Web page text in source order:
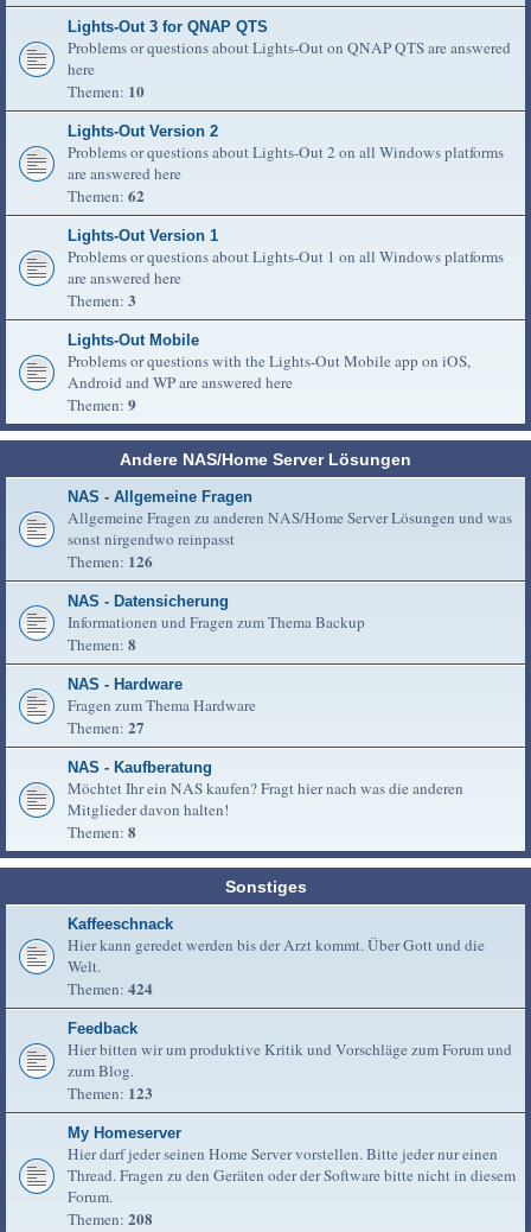
Lights-Out 3 for QNAP QTS
Problems or questions about Lights-Out on QNAP QTS are answered
here
Themen: 10
Lights-Out Version 2
Problems or questions about Lights-Out 2 on all Windows platforms
are answered here
Themen: 62
Lights-Out Version 1
Problems or questions about Lights-Out 1 on all Windows platforms
are answered here
Themen: 3
Lights-Out Mobile
Problems or questions with the Lights-Out Mobile app on iOS,
Android and WP are answered here
Themen: 9
Andere NAS/Home Server Lösungen
NAS - Allgemeine Fragen
Allgemeine Fragen zu anderen NAS/Home Server Lösungen und was
sonst nirgendwo reinpasst
Themen: 126
NAS - Datensicherung
Informationen und Fragen zum Thema Backup
Themen: 8
NAS - Hardware
Fragen zum Thema Hardware
Themen: 27
NAS - Kaufberatung
Möchtet Ihr ein NAS kaufen? Fragt hier nach was die anderen
Mitglieder davon halten!
Themen: 8
Sonstiges
Kaffeeschnack
Hier kann geredet werden bis der Arzt kommt. Über Gott und die
Welt.
Themen: 424
Feedback
Hier bitten wir um produktive Kritik und Vorschläge zum Forum und
zum Blog.
Themen: 123
My Homeserver
Hier darf jeder seinen Home Server vorstellen. Bitte jeder nur einen
Thread. Fragen zu den Geräten oder der Software bitte nicht in diesem
Forum.
Themen: 208